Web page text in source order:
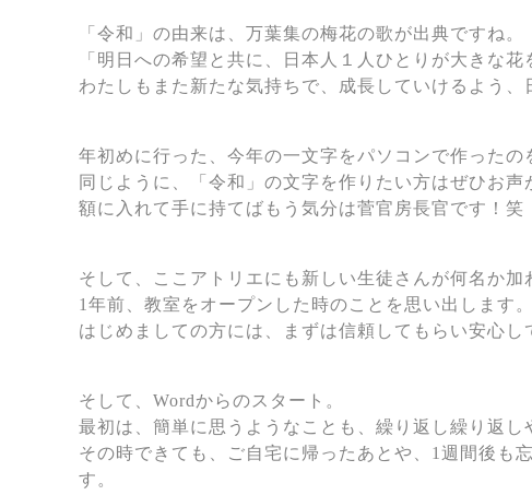
「令和」の由来は、万葉集の梅花の歌が出典ですね。
「明日への希望と共に、日本人１人ひとりが大きな
わたしもまた新たな気持ちで、成長していけるよう、
年初めに行った、今年の一文字をパソコンで作ったの
同じように、「令和」の文字を作りたい方はぜひお声
額に入れて手に持てばもう気分は菅官房長官です！笑
そして、ここアトリエにも新しい生徒さんが何名か加
1年前、教室をオープンした時のことを思い出します。
はじめましての方には、まずは信頼してもらい安心し
そして、Wordからのスタート。
最初は、簡単に思うようなことも、繰り返し繰り返し
その時できても、ご自宅に帰ったあとや、1週間後も
す。